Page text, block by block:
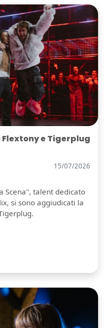
Flextony e Tigerplug
15/07/2026
Scena", talent dedicato
si sono aggiudicati la